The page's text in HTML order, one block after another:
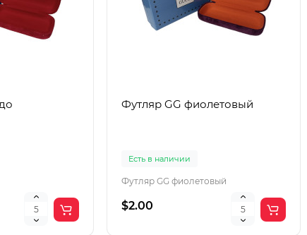
Футляр GG фиолетовый
Есть в наличии
Футляр GG фиолетовый
$2.00